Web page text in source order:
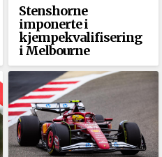
Stenshorne
imponerte i
kjempekvalifisering
i Melbourne